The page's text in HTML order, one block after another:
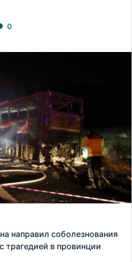
0
направил соболезнования
трагедией в провинции